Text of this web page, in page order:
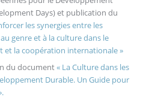
Days) et publication du
les synergies entre les
genre et à la culture dans le
et la coopération internationale »
du document« La Culture dans les
Durable. Un Guide pour